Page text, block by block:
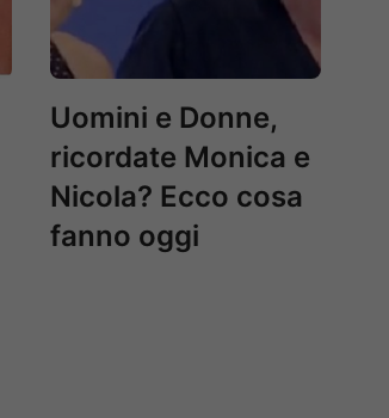
Uomini e Donne,
ricordate Monica e
Nicola? Ecco cosa
fanno oggi